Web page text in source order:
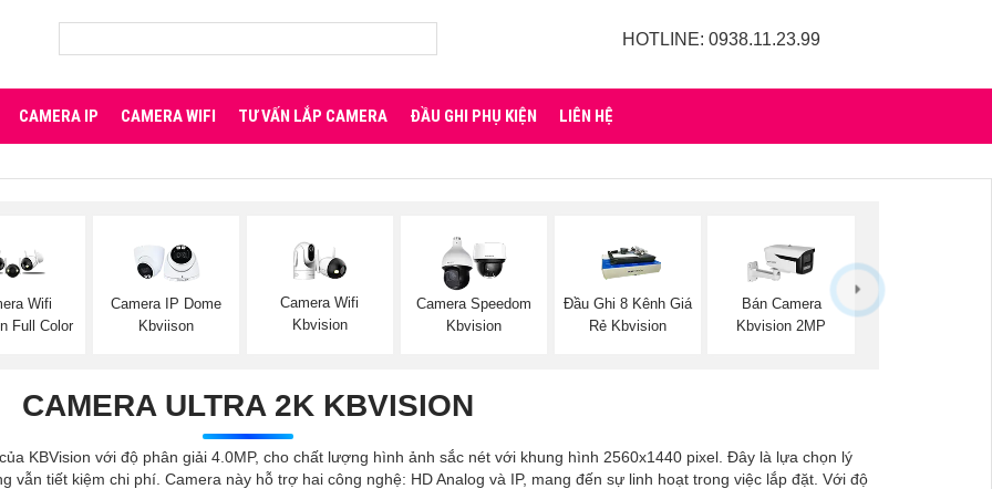
HOTLINE: 0938.11.23.99
CAMERA IP CAMERA WIFI TƯ VẤN LẮP CAMERA ĐẦU GHI PHỤ KIỆN LIÊN HỆ
Wifi
Full Color
Camera IP Dome
Kbviison
Camera Wifi
Kbvision
Camera Speedom
Kbvision
Đầu Ghi 8 Kênh Giá
Rẻ Kbvision
Bán Camera
Kbvision 2MP
CAMERA ULTRA 2K KBVISION
KBVision với độ phân giải 4.0MP, cho chất lượng hình ảnh sắc nét với khung hình 2560x1440 pixel. Đây là lựa chọn lý
tiết kiệm chi phí. Camera này hỗ trợ hai công nghệ: HD Analog và IP, mang đến sự linh hoạt trong việc lắp đặt. Với độ